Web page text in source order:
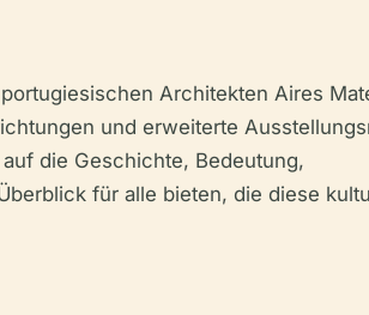
Architekten Aires
und erweiterte
die Geschichte, Bedeutung,
für alle bieten, die diese